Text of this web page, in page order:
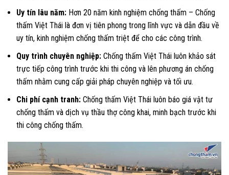
Uy tín lâu năm: Hơn 20 năm kinh nghiệm chống thấm – Chống
thấm Việt Thái là đơn vị tiên phong trong lĩnh vực và dẫn đầu về
uy tín, kinh nghiệm chống thấm triệt để cho các công trình.
Quy trình chuyên nghiệp: Chống thấm Việt Thái luôn khảo sát
trực tiếp công trình trước khi thi công và lên phương án chống
thấm nhằm cung cấp giải pháp chuyên nghiệp và tối ưu.
Chi phí cạnh tranh: Chống thấm Việt Thái luôn báo giá vật tư
chống thấm và dịch vụ thầu thợ công khai, minh bạch trước khi
thi công chống thấm.